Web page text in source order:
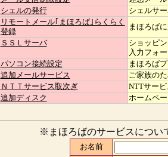
シェルの発行 シェルサ
リモートメール｢まほろば｣らくらく
登録
まほろば
ＳＳＬサーバ
ショッピ
入力フォ
パソコン接続設定 まほろば
追加メールサービス ご家族の
ＮＴＴサービス取次ぎ NTTサー
追加ディスク ホームペ
※まほろばのサービスについ
お名前